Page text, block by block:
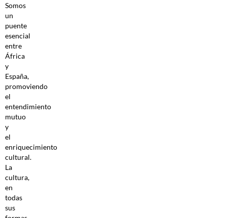
Somos
un
puente
esencial
entre
África
y
España,
promoviendo
el
entendimiento
mutuo
y
el
enriquecimiento
cultural.
La
cultura,
en
todas
sus